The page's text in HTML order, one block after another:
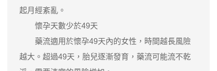
起月經紊亂。
懷孕天數少於49天
藥流適用於懷孕49天內的女性，時間越長風險
越大。超過49天，胎兒逐漸發育，藥流可能流不乾